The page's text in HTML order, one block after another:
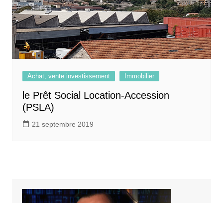
Achat, vente investissement Immobilier
le Prêt Social Location-Accession
(PSLA)
21 septembre 2019